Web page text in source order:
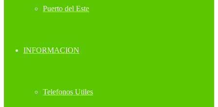
Puerto del Este
INFORMACION
Telefonos Utiles